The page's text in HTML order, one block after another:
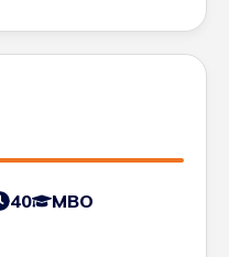
40
MBO